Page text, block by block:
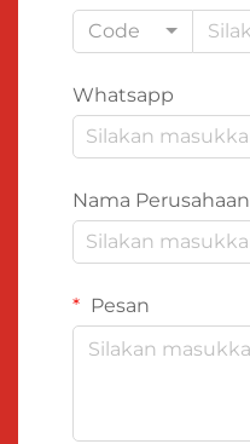
Code
Whatsapp
Nama Perusahaan
Pesan